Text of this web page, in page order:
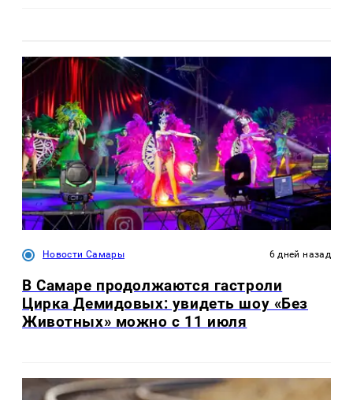
Новости Самары 6 дней назад
В Самаре продолжаются гастроли
Цирка Демидовых: увидеть шоу «Без
Животных» можно с 11 июля